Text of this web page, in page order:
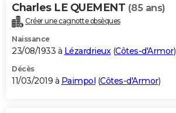
Charles LE QUEMENT (85 ans)
Créer une cagnotte obsèques
Naissance
23/08/1933 à Lézardrieux (Côtes-d'Armor)
Décès
11/03/2019 à Paimpol (Côtes-d'Armor)